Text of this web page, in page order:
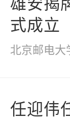
式成立
北京邮电大
任迎伟